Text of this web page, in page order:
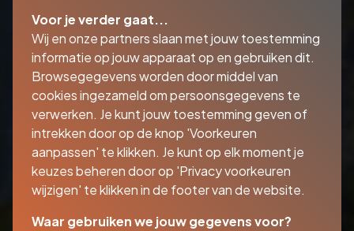
Voor je verder gaat...
Wij en onze partners slaan met jouw toestemming
informatie op jouw apparaat op en gebruiken dit.
Browsegegevens worden door middel van
cookies ingezameld om persoonsgegevens te
verwerken. Je kunt jouw toestemming geven of
intrekken door op de knop 'Voorkeuren
aanpassen' te klikken. Je kunt op elk moment je
keuzes beheren door op 'Privacy voorkeuren
wijzigen' te klikken in de footer van de website.
Waar gebruiken we jouw gegevens voor?